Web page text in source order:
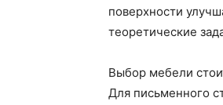
поверхности
теоретические
Выбор мебели
Для письменного